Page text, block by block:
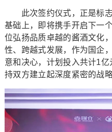
此次签约仪式，正是标志
基础上，即将携手开启下一
位弘扬品质卓越的酱酒文化
性、跨越式发展，作为国企
意和决心，计划投入共计1
持双方建立起深度紧密的战